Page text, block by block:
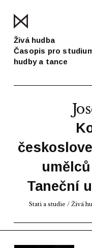
Živá hudba
Časopis pro
hudby a tance
Taneční
Stati a studie / Živá